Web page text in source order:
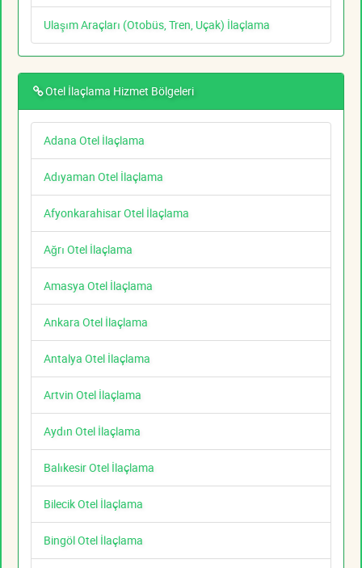
Ulaşım Araçları (Otobüs, Tren, Uçak) İlaçlama
Otel İlaçlama Hizmet Bölgeleri
Adana Otel İlaçlama
Adıyaman Otel İlaçlama
Afyonkarahisar Otel İlaçlama
Ağrı Otel İlaçlama
Amasya Otel İlaçlama
Ankara Otel İlaçlama
Antalya Otel İlaçlama
Artvin Otel İlaçlama
Aydın Otel İlaçlama
Balıkesir Otel İlaçlama
Bilecik Otel İlaçlama
Bingöl Otel İlaçlama